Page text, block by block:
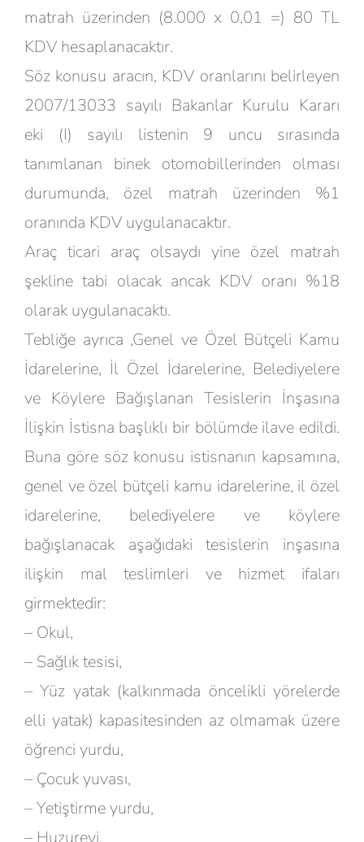
matrah üzerinden (8.000 x 0,01 =) 80 TL
KDV hesaplanacaktır.
Söz konusu aracın, KDV oranlarını belirleyen
2007/13033 sayılı Bakanlar Kurulu Kararı
eki (I) sayılı listenin 9 uncu sırasında
tanımlanan binek otomobillerinden olması
durumunda, özel matrah üzerinden %1
oranında KDV uygulanacaktır.
Araç ticari araç olsaydı yine özel matrah
şekline tabi olacak ancak KDV oranı %18
olarak uygulanacaktı.
Tebliğe ayrıca ,Genel ve Özel Bütçeli Kamu
İdarelerine, İl Özel İdarelerine, Belediyelere
ve Köylere Bağışlanan Tesislerin İnşasına
İlişkin İstisna başlıklı bir bölümde ilave edildi.
Buna göre söz konusu istisnanın kapsamına,
genel ve özel bütçeli kamu idarelerine, il özel
idarelerine, belediyelere ve köylere
bağışlanacak aşağıdaki tesislerin inşasına
ilişkin mal teslimleri ve hizmet ifaları
girmektedir:
– Okul,
– Sağlık tesisi,
– Yüz yatak (kalkınmada öncelikli yörelerde
elli yatak) kapasitesinden az olmamak üzere
öğrenci yurdu,
– Çocuk yuvası,
– Yetiştirme yurdu,
– Huzurevi,